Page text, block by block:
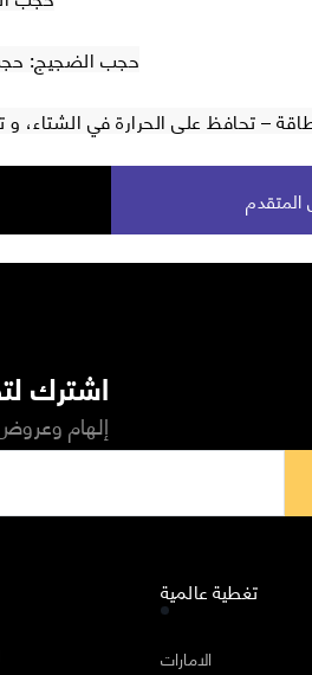
حجب الضجيج: حجب 40 % من الضجيج
– تحافظ على الحرارة في
اشترك
إلهام
تغطية عالمية
الامارات